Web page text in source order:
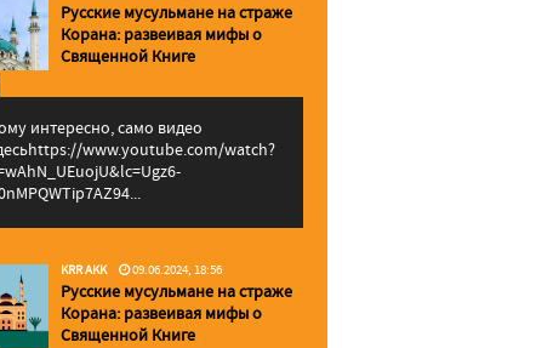
Русские мусульмане на страже
Корана: pазвеивая мифы о
Священной Книге
интересно, само видео
www.youtube.com/watch?
KRR AKK 09.06.2024, 18:56
Русские мусульмане на страже
Корана: pазвеивая мифы о
Священной Книге